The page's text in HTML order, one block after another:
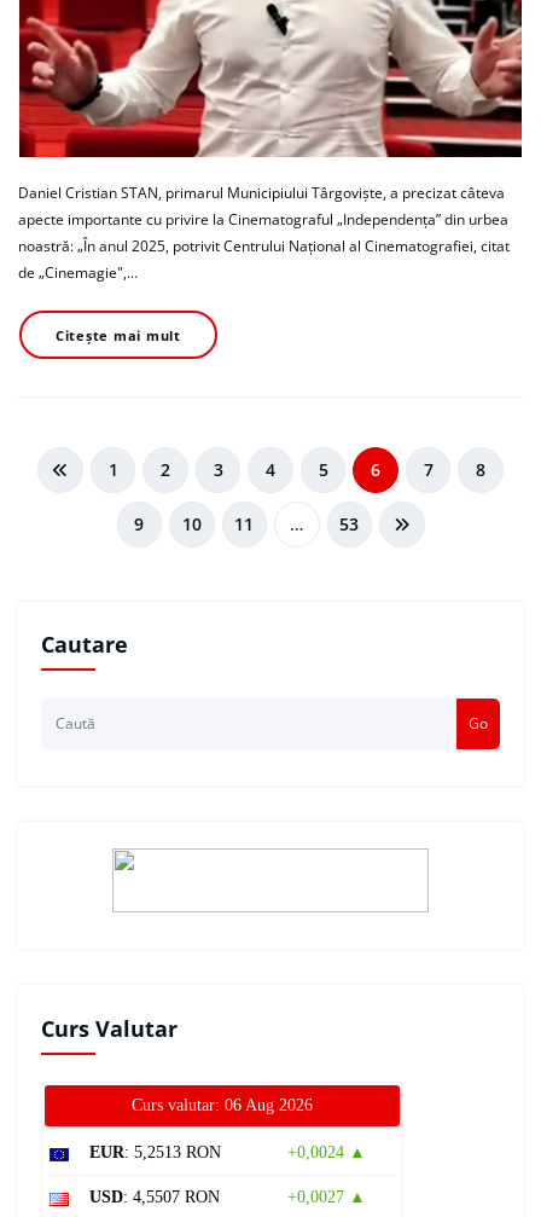
Daniel Cristian STAN, primarul Municipiului Târgoviște, a precizat câteva
apecte importante cu privire la Cinematograful „Independența” din urbea
noastră: „În anul 2025, potrivit Centrului Național al Cinematografiei, citat
de „Cinemagie",…
Citește mai mult
Navigare
1 2 3 4 5 6 7 8
9 10 11 … 53
Cautare
Go
Curs Valutar
Curs valutar: 06 Aug 2026
EUR: 5,2513 RON +0,0024 ▲
USD: 4,5507 RON +0,0027 ▲